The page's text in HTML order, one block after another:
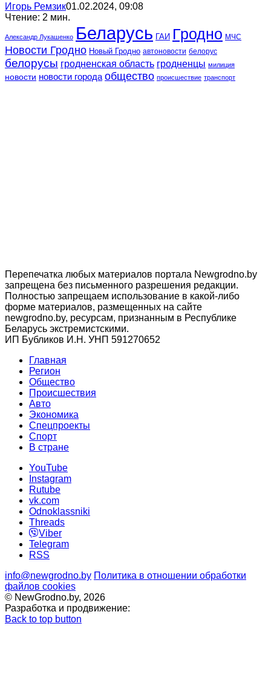
Игорь Ремзик01.02.2024, 09:08
Чтение: 2 мин.
Александр Лукашенко Беларусь ГАИ Гродно МЧС
Новости Гродно Новый Гродно автоновости белорус
белорусы гродненская область гродненцы милиция
новости новости города общество происшествие транспорт
Перепечатка любых материалов портала Newgrodno.by
запрещена без письменного разрешения редакции.
Полностью запрещаем использование в какой-либо
форме материалов, размещенных на сайте
newgrodno.by, ресурсам, признанным в Республике
Беларусь экстремистскими.
ИП Бубликов И.Н. УНП 591270652
Главная
Регион
Общество
Происшествия
Авто
Экономика
Спецпроекты
Cпорт
В стране
YouTube
Instagram
Rutube
vk.com
Odnoklassniki
Threads
Viber
Telegram
RSS
info@newgrodno.by Политика в отношении обработки
файлов cookies
© NewGrodno.by, 2026
Разработка и продвижение:
Back to top button